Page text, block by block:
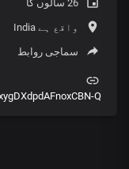
واقع ہے India
سماجی روابط
Q